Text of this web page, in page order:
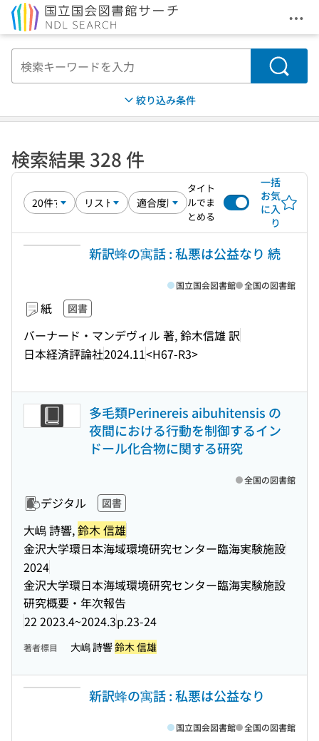
メ
検索
絞り込み条件
検索結果 328 件
タイト
ルでま
とめる
一括
お気
に入
り
新訳蜂の寓話 : 私悪は公益なり 続
紙 図書
バーナード・マンデヴィル 著, 鈴木信雄 訳
日本経済評論社2024.11<H67-R3>
国立国会図書館 全国の図書館
多毛類Perinereis aibuhitensis の
夜間における行動を制御するイン
ドール化合物に関する研究
デジタル 図書
大嶋 詩響,鈴木 信雄
金沢大学環日本海域環境研究センター臨海実験施設
2024
金沢大学環日本海域環境研究センター臨海実験施設
研究概要・年次報告
22 2023.4~2024.3p.23-24
全国の図書館
著者標目 大嶋 詩響鈴木 信雄
新訳蜂の寓話 : 私悪は公益なり
国立国会図書館 全国の図書館